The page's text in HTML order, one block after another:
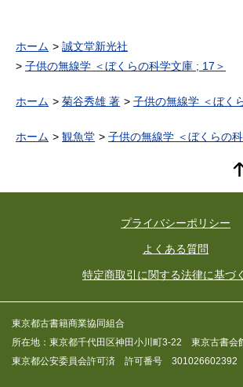
ホーム
誠文堂新光社
子供の無線学 ＜ぼくらの科学文庫 ; 17＞
ホーム 菊谷秀雄 著 子供の無線学 ＜ぼく
ホーム 観魚堂 子供の無線学 ＜ぼくらの
プライバシーポリシー
よくある質問
特定商取引に関する法律に基づ
東京都古書籍商業協同組合
所在地：東京都千代田区神田小川町3-22 東京古書会
東京都公安委員会許可済 許可番号 301026602392